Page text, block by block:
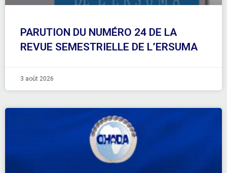
PARUTION DU NUMÉRO 24 DE LA
REVUE SEMESTRIELLE DE L’ERSUMA
3 août 2026